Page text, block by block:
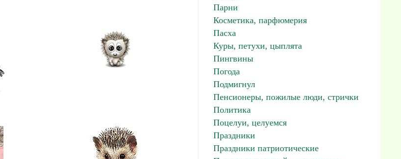
Парни
Косметика, парфюмерия
Пасха
Куры, петухи, цыплята
Пингвины
Погода
Подмигнул
Пенсионеры, пожилые люди, стрички
Политика
Поцелуи, целуемся
Праздники
Праздники патриотические